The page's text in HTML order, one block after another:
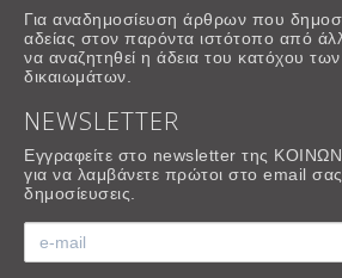
Για αναδημοσίευση άρθρων που
αδείας στον παρόντα ιστότοπο από
να αναζητηθεί η άδεια του κατόχου
δικαιωμάτων.
NEWSLETTER
Εγγραφείτε στο newsletter της
για να λαμβάνετε πρώτοι στο email σας
δημοσίευσεις.